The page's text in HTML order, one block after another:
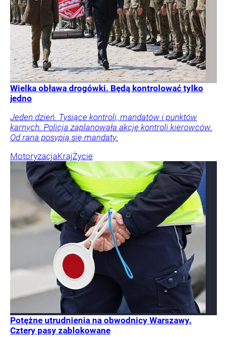
Wielka obława drogówki. Będą kontrolować tylko
jedno
Jeden dzień. Tysiące kontroli, mandatów i punktów
karnych. Policja zaplanowała akcję kontroli kierowców.
Od rana posypią się mandaty.
MotoryzacjaKrajŻycie
Potężne utrudnienia na obwodnicy Warszawy.
Cztery pasy zablokowane